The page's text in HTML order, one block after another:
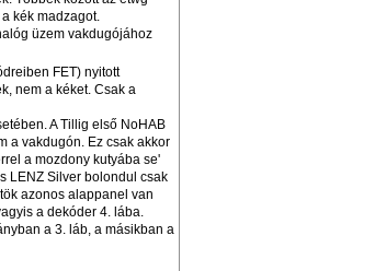
kék madzagot.
üzem vakdugójához
FET) nyitott
nem a kéket. Csak a
A Tillig első NoHAB
a vakdugón. Ez csak akkor
a mozdony kutyába se'
LENZ Silver bolondul csak
azonos alappanel van
a dekóder 4. lába.
a 3. láb, a másikban a